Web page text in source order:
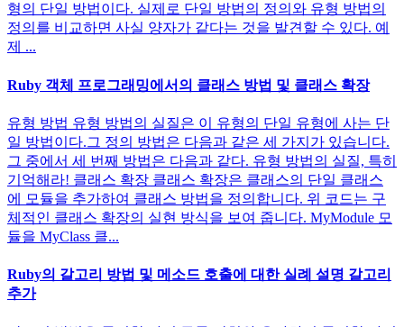
형의 단일 방법이다. 실제로 단일 방법의 정의와 유형 방법의
정의를 비교하면 사실 양자가 같다는 것을 발견할 수 있다. 예
제 ...
Ruby 객체 프로그래밍에서의 클래스 방법 및 클래스 확장
유형 방법 유형 방법의 실질은 이 유형의 단일 유형에 사는 단
일 방법이다.그 정의 방법은 다음과 같은 세 가지가 있습니다.
그 중에서 세 번째 방법은 다음과 같다. 유형 방법의 실질, 특히
기억해라! 클래스 확장 클래스 확장은 클래스의 단일 클래스
에 모듈을 추가하여 클래스 방법을 정의합니다. 위 코드는 구
체적인 클래스 확장의 실현 방식을 보여 줍니다. MyModule 모
듈을 MyClass 클...
Ruby의 갈고리 방법 및 메소드 호출에 대한 실례 설명 갈고리
추가